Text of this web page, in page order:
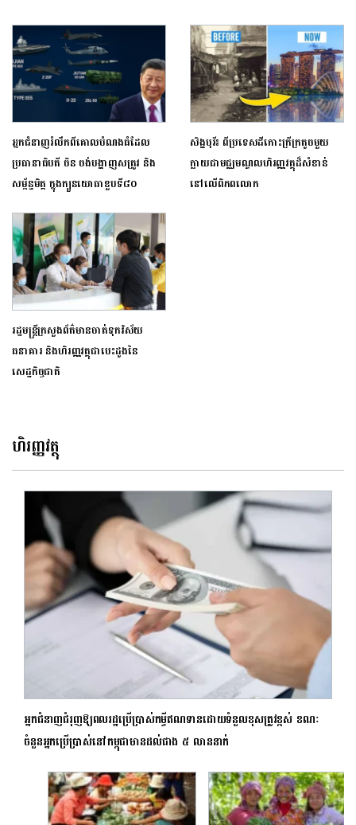
អ្នកជំនាញរំលឹកពីគោលបំណងធំដែល
ប្រធានាធិបតី ចិន ចង់បង្ហាញសត្រូវ និង
សម្ព័ន្ធមិត្ត ក្នុងក្បួនយោធាខួបទី៨០
សិង្ហបុរី​៖ ​ពី​ប្រទេស​ដី​កោះ​ក្រីក្រ​តូច​មួយ​
ក្លាយជា​មជ្ឈមណ្ឌល​ហិរញ្ញវត្ថុ​ដ៏​សំខាន់​
នៅលើ​ពិភពលោក​
រដ្ឋមន្ដ្រីក្រសួងព័ត៌មានចាត់ទុកវិស័យ
ធនាគារ និងហិរញ្ញវត្ថុជាបេះដូងនៃ
សេដ្ឋកិច្ចជាតិ
ហិរញ្ញវត្ថុ
អ្នកជំនាញជំរុញឱ្យពលរដ្ឋប្រើប្រាស់កម្ចីឥណទានដោយទំនួលខុសត្រូវខ្ពស់ ខណៈ
ចំនួនអ្នកប្រើប្រាស់នៅកម្ពុជាមានដល់ជាង ៥ លាននាក់